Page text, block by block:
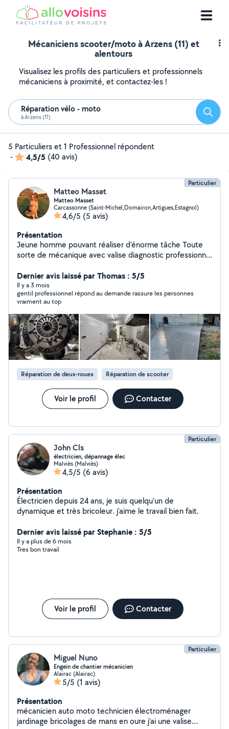
Mécaniciens scooter/moto à Arzens (11) et
alentours
Visualisez les profils des particuliers et professionnels
mécaniciens à proximité, et contactez-les !
Réparation vélo - moto
à Arzens (11)
5 Particuliers et 1 Professionnel répondent
-
4,5/5 (40 avis)
Particulier
Matteo Masset
Matteo Masset
Carcassonne (Saint-Michel,Domairon,Artigues,Estagnol)
4,6/5 (5 avis)
Présentation
Jeune homme pouvant réaliser d'énorme tâche Toute
sorte de mécanique avec valise diagnostic professionnel
Domaine btp Pose de carrelage Enduire un mur Crée un
mur Rénovation
Dernier avis laissé par Thomas : 5/5
Il y a 3 mois
gentil professionnel répond au demande rassure les personnes
vraiment au top
Réparation de deux-roues Réparation de scooter
Voir le profil Contacter
Particulier
John Cls
électricien, dépannage élec
Malviès (Malviès)
4,5/5 (6 avis)
Présentation
Électricien depuis 24 ans, je suis quelqu'un de
dynamique et très bricoleur. j'aime le travail bien fait.
Dernier avis laissé par Stephanie : 5/5
Il y a plus de 6 mois
Tres bon travail
Voir le profil Contacter
Particulier
Miguel Nuno
Engein de chantier mécanicien
Alairac (Alairac)
5/5 (1 avis)
Présentation
mécanicien auto moto technicien électroménager
jardinage bricolages de mans en oure j'ai une valise